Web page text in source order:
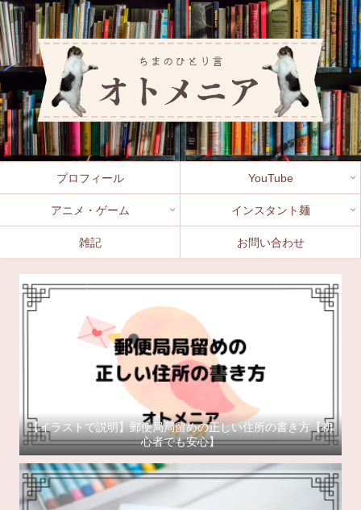
プロフィール YouTube
アニメ・ゲーム インスタント麺
雑記 お問い合わせ
【イラストで説明】郵便局局留めの正しい住所の書き方【初
心者でも安心】